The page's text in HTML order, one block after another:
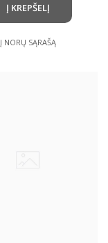
Į KREPŠELĮ
Į NORŲ SĄRAŠĄ